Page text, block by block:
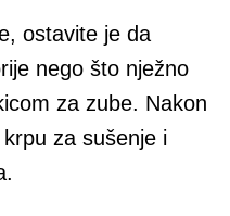
ostavite je da
nego što nježno
za zube. Nakon
za sušenje i